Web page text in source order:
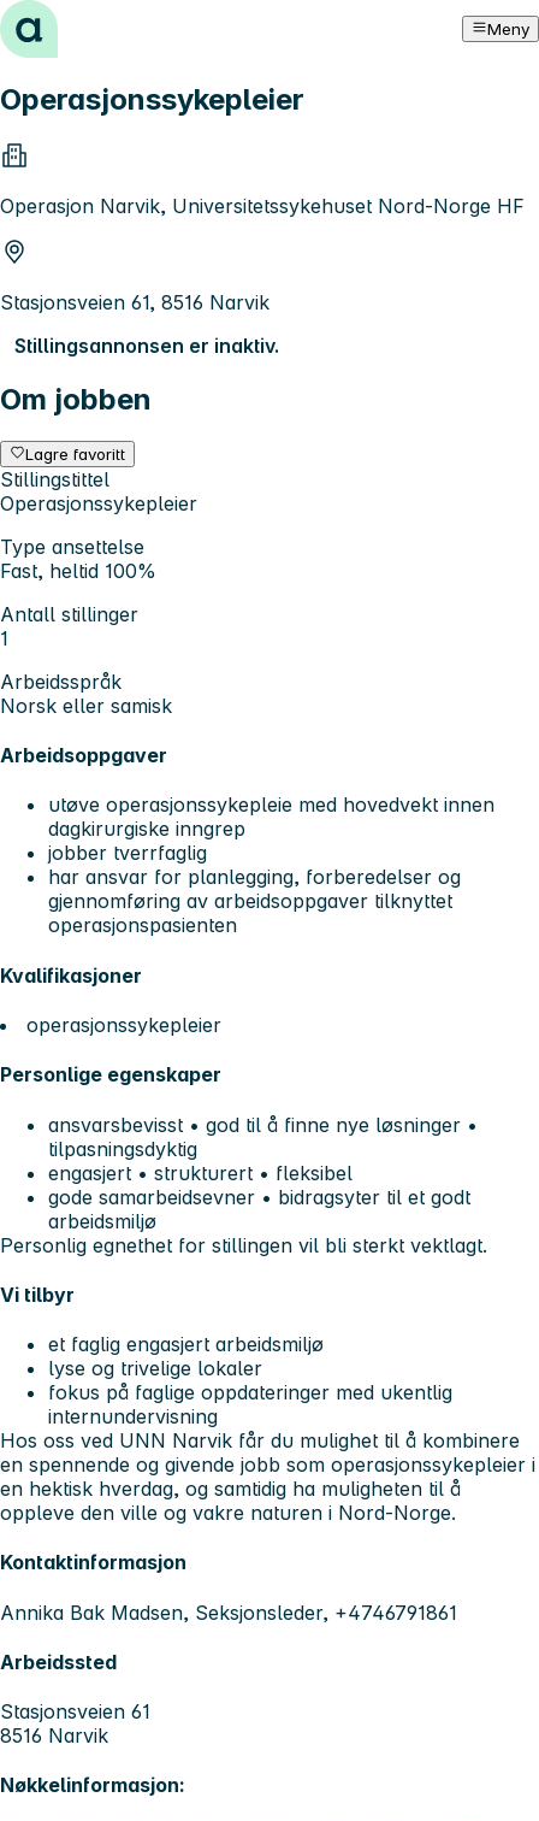
Hopp til innhold Meny
Operasjonssykepleier
Operasjon Narvik, Universitetssykehuset Nord-Norge HF
Stasjonsveien 61, 8516 Narvik
Stillingsannonsen er inaktiv.
Om jobben
Lagre favoritt
Stillingstittel
Operasjonssykepleier
Type ansettelse
Fast, heltid 100%
Antall stillinger
1
Arbeidsspråk
Norsk eller samisk
Arbeidsoppgaver
utøve operasjonssykepleie med hovedvekt innen
dagkirurgiske inngrep
jobber tverrfaglig
har ansvar for planlegging, forberedelser og
gjennomføring av arbeidsoppgaver tilknyttet
operasjonspasienten
Kvalifikasjoner
operasjonssykepleier
Personlige egenskaper
ansvarsbevisst • god til å finne nye løsninger •
tilpasningsdyktig
engasjert • strukturert • fleksibel
gode samarbeidsevner • bidragsyter til et godt
arbeidsmiljø
Personlig egnethet for stillingen vil bli sterkt vektlagt.
Vi tilbyr
et faglig engasjert arbeidsmiljø
lyse og trivelige lokaler
fokus på faglige oppdateringer med ukentlig
internundervisning
Hos oss ved UNN Narvik får du mulighet til å kombinere
en spennende og givende jobb som operasjonssykepleier i
en hektisk hverdag, og samtidig ha muligheten til å
oppleve den ville og vakre naturen i Nord-Norge.
Kontaktinformasjon
Annika Bak Madsen, Seksjonsleder, +4746791861
Arbeidssted
Stasjonsveien 61
8516 Narvik
Nøkkelinformasjon: